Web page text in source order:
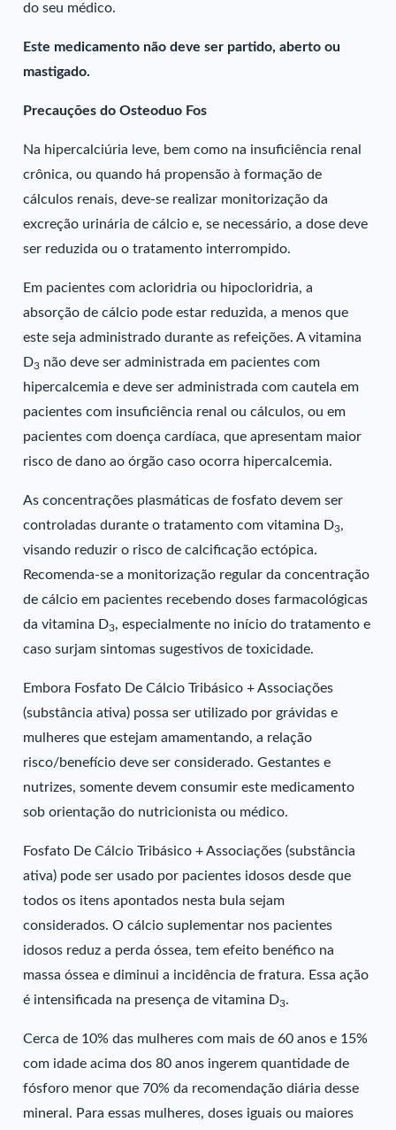
do seu médico.
Este medicamento não deve ser partido, aberto ou
mastigado.
Precauções do Osteoduo Fos
Na hipercalciúria leve, bem como na insuficiência renal
crônica, ou quando há propensão à formação de
cálculos renais, deve-se realizar monitorização da
excreção urinária de cálcio e, se necessário, a dose deve
ser reduzida ou o tratamento interrompido.
Em pacientes com acloridria ou hipocloridria, a
absorção de cálcio pode estar reduzida, a menos que
este seja administrado durante as refeições. A vitamina
D3 não deve ser administrada em pacientes com
hipercalcemia e deve ser administrada com cautela em
pacientes com insuficiência renal ou cálculos, ou em
pacientes com doença cardíaca, que apresentam maior
risco de dano ao órgão caso ocorra hipercalcemia.
As concentrações plasmáticas de fosfato devem ser
controladas durante o tratamento com vitamina D3,
visando reduzir o risco de calcificação ectópica.
Recomenda-se a monitorização regular da concentração
de cálcio em pacientes recebendo doses farmacológicas
da vitamina D3, especialmente no início do tratamento e
caso surjam sintomas sugestivos de toxicidade.
Embora Fosfato De Cálcio Tribásico + Associações
(substância ativa) possa ser utilizado por grávidas e
mulheres que estejam amamentando, a relação
risco/benefício deve ser considerado. Gestantes e
nutrizes, somente devem consumir este medicamento
sob orientação do nutricionista ou médico.
Fosfato De Cálcio Tribásico + Associações (substância
ativa) pode ser usado por pacientes idosos desde que
todos os itens apontados nesta bula sejam
considerados. O cálcio suplementar nos pacientes
idosos reduz a perda óssea, tem efeito benéfico na
massa óssea e diminui a incidência de fratura. Essa ação
é intensificada na presença de vitamina D3.
Cerca de 10% das mulheres com mais de 60 anos e 15%
com idade acima dos 80 anos ingerem quantidade de
fósforo menor que 70% da recomendação diária desse
mineral. Para essas mulheres, doses iguais ou maiores